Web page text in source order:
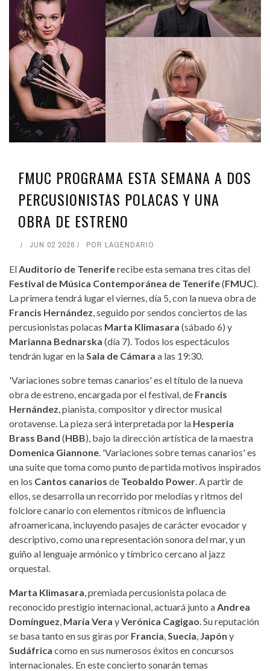
FMUC PROGRAMA ESTA SEMANA A DOS
PERCUSIONISTAS POLACAS Y UNA
OBRA DE ESTRENO
JUN 02 2026 POR LAGENDARIO
ElAuditorio de Teneriferecibe esta semana tres citas del
Festival de Música Contemporánea de Tenerife(FMUC).
La primera tendrá lugar el viernes, día 5, con la nueva obra de
Francis Hernández, seguido por sendos conciertos de las
percusionistas polacas Marta Klimasara (sábado 6) y
Marianna Bednarska (día 7). Todos los espectáculos
tendrán lugar en laSala de Cámara a las 19:30.
'Variaciones sobre temas canarios' es el título de la nueva
obra de estreno, encargada por el festival, de Francis
Hernández, pianista, compositor y director musical
orotavense. La pieza será interpretada por la Hesperia
Brass Band (HBB), bajo la dirección artística de la maestra
Domenica Giannone. 'Variaciones sobre temas canarios' es
una suite que toma como punto de partida motivos inspirados
en los Cantos canarios de Teobaldo Power. A partir de
ellos, se desarrolla un recorrido por melodías y ritmos del
folclore canario con elementos rítmicos de influencia
afroamericana, incluyendo pasajes de carácter evocador y
descriptivo, como una representación sonora del mar, y un
guiño al lenguaje armónico y tímbrico cercano al jazz
orquestal.
Marta Klimasara, premiada percusionista polaca de
reconocido prestigio internacional, actuará junto aAndrea
Domínguez, María Vera yVerónica Cagigao. Su reputación
se basa tanto en sus giras por Francia,Suecia, Japón y
Sudáfrica como en sus numerosos éxitos en concursos
internacionales. En este concierto sonarán temas